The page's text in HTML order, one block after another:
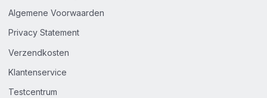
Algemene Voorwaarden
Privacy Statement
Verzendkosten
Klantenservice
Testcentrum